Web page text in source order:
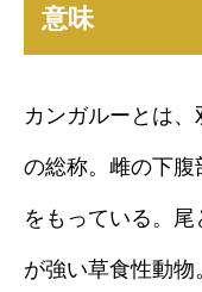
意味
カンガルーとは
の総称。雌の下
をもっている。
が強い草食性動物